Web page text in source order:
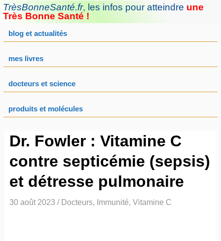
Aller
au
TrèsBonneSanté.fr, les infos pour atteindre une
Très Bonne Santé !
blog et actualités
mes livres
docteurs et science
produits et molécules
Dr. Fowler : Vitamine C
contre septicémie (sepsis)
et détresse pulmonaire
30 août 2023 / Docteurs, Immunité, Vitamine C